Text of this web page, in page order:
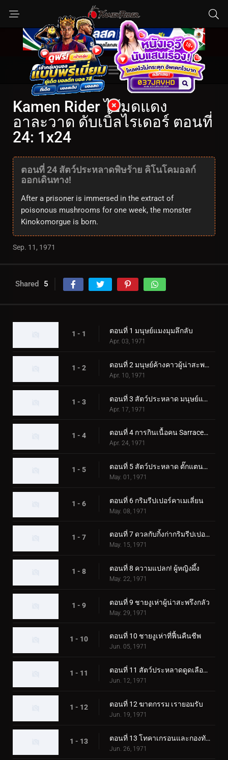
Kamen Rider ไอ้มดแดง
อาละวาด ดับเบิ้ลไรเดอร์ ตอนที่
24: 1x24
ตอนที่ 24 สัตว์ประหลาดพิษร้าย คิโนโคมอลก์
ออกเดินทาง!
After a prisoner is immersed in the extract of
poisonous mushrooms for one week, the monster
Kinokomorgue is born.
Sep. 11, 1971
Shared 5
1 - 1 ตอนที่ 1 มนุษย์แมงมุมลึกลับ
Apr. 03, 1971
1 - 2 ตอนที่ 2 มนุษย์ค้างคาวผู้น่าสะพรึงกลัว
Apr. 10, 1971
1 - 3 ตอนที่ 3 สัตว์ประหลาด มนุษย์แมงป่อง
Apr. 17, 1971
1 - 4 ตอนที่ 4 การกินเนื้อคน Sarracenian
Apr. 24, 1971
1 - 5 ตอนที่ 5 สัตว์ประหลาด ตั๊กแตนตำข้าว
May. 01, 1971
1 - 6 ตอนที่ 6 กริมรีปเปอร์คาเมเลี่ยน
May. 08, 1971
1 - 7 ตอนที่ 7 ดวลกับกิ้งก่ากริมรีปเปอร์! ความประทับใจในงานมหกรรมโลก
May. 15, 1971
1 - 8 ตอนที่ 8 ความแปลก! ผู้หญิงผึ้ง
May. 22, 1971
1 - 9 ตอนที่ 9 ชายงูเห่าผู้น่าสะพรึงกลัว
May. 29, 1971
1 - 10 ตอนที่ 10 ชายงูเห่าที่ฟื้นคืนชีพ
Jun. 05, 1971
1 - 11 ตอนที่ 11 สัตว์ประหลาดดูดเลือด เกบาคอนดอร์
Jun. 12, 1971
1 - 12 ตอนที่ 12 ฆาตกรรม เรายอมรับ
Jun. 19, 1971
1 - 13 ตอนที่ 13 โทคาเกรอนและกองทัพมอนสเตอร์ตัวใหญ่
Jun. 26, 1971